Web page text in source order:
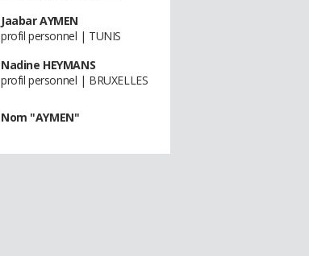
Jaabar AYMEN
profil personnel | TUNIS
Nadine HEYMANS
profil personnel | BRUXELLES
Nom "AYMEN"